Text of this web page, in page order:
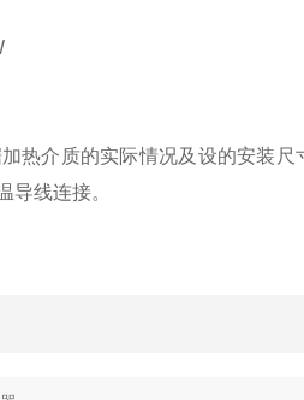
热介质的实际情况及设的安装尺
导线连接。